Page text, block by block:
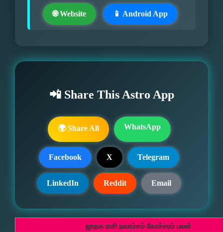
🌐 Website 📱 Android App
📲 Share This Astro App
🌍 Share All WhatsApp
Facebook X Telegram
LinkedIn Reddit Email
ஜாதக ராசி நவாம்சம் கோச்சரம் பலன்